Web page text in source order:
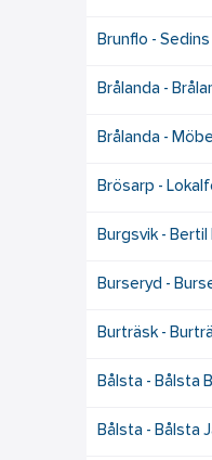
Brunflo -
Brålanda -
Brålanda -
Brösarp -
Burgsvik - Bertil
Burseryd -
Burträsk -
Bålsta - Bålsta
Bålsta - Bålsta